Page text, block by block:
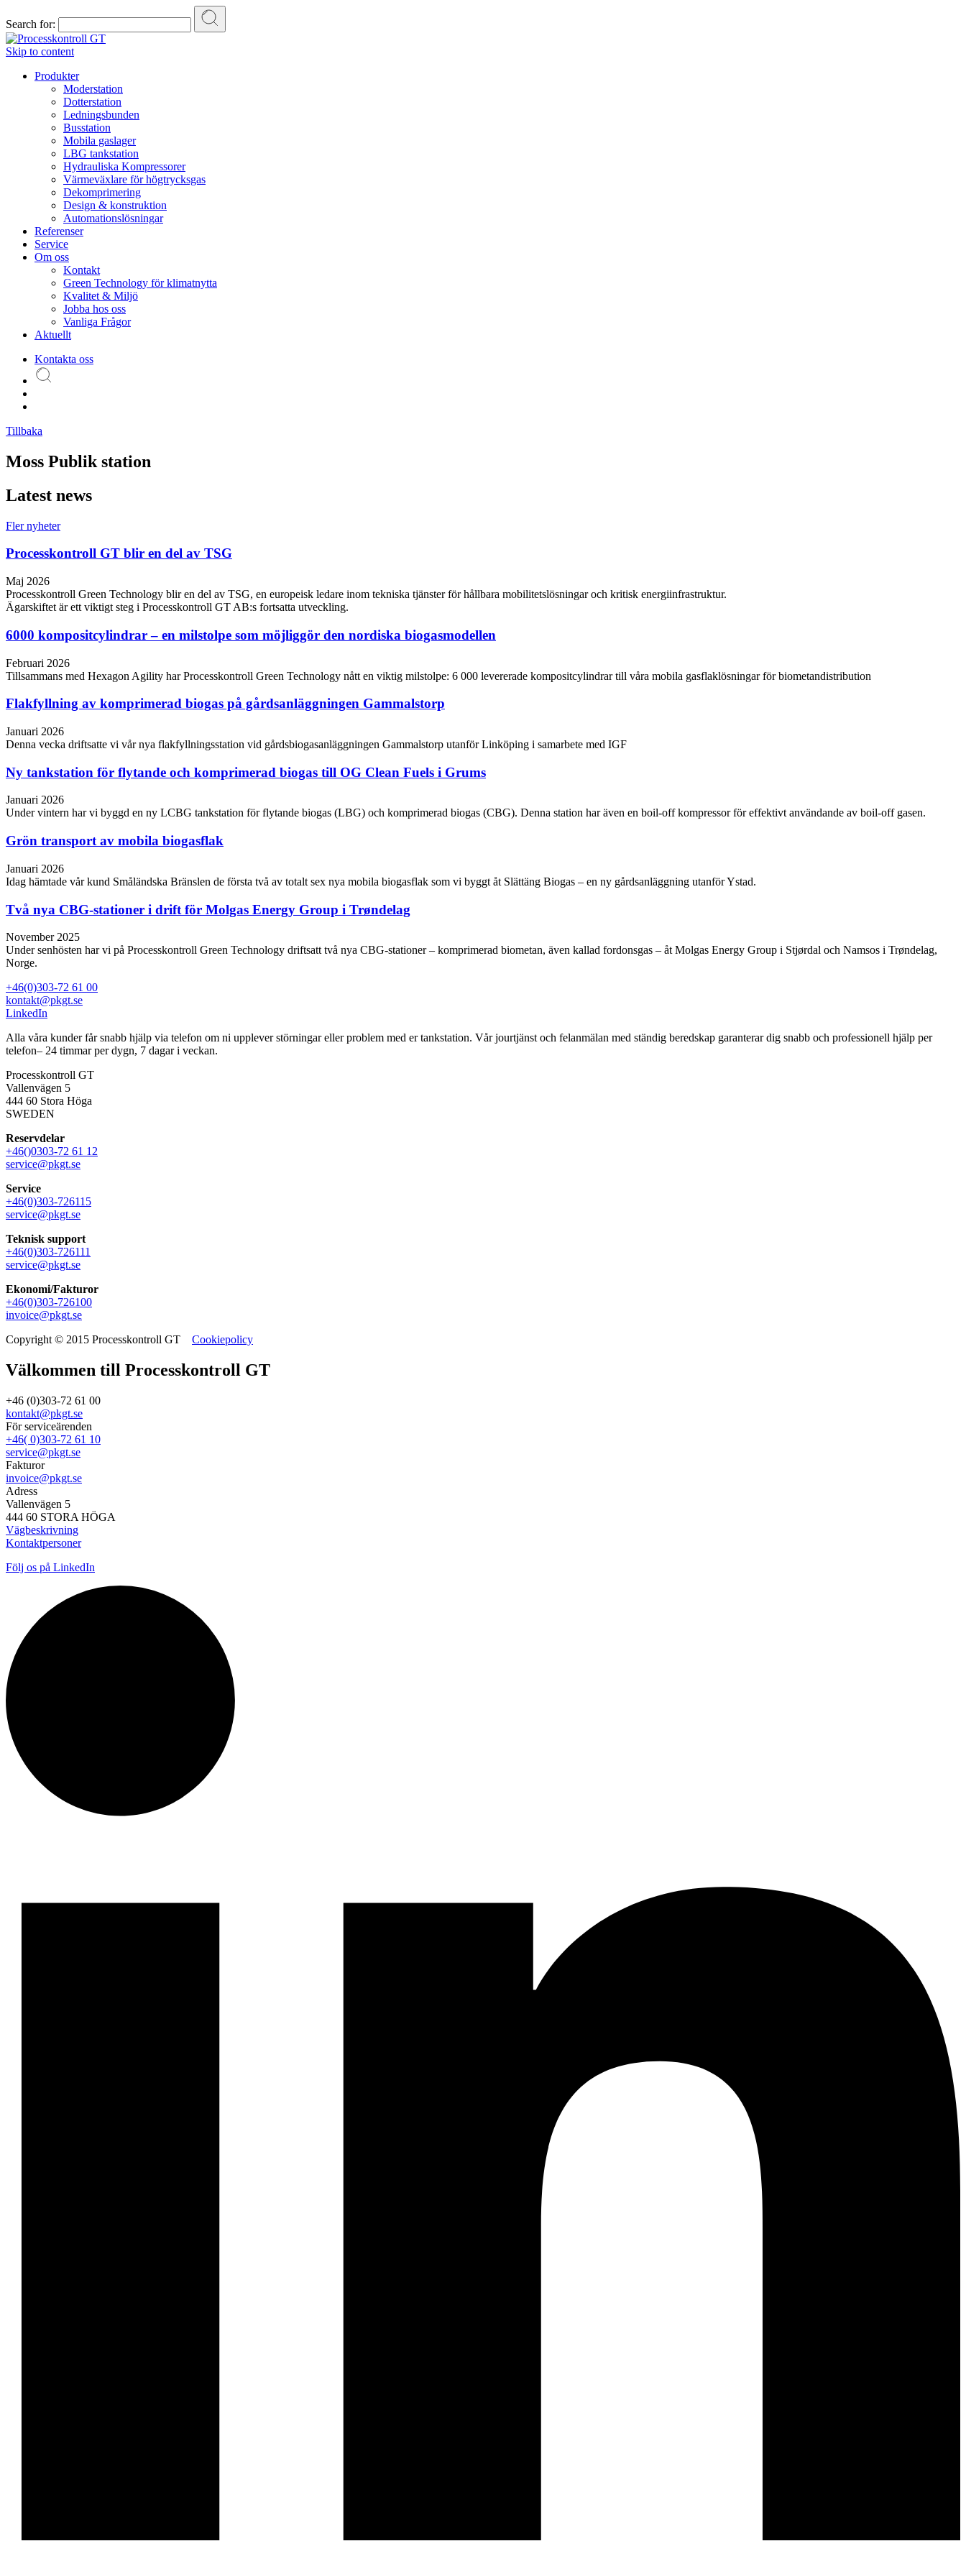
Search for:
Skip to content
Produkter
Moderstation
Dotterstation
Ledningsbunden
Busstation
Mobila gaslager
LBG tankstation
Hydrauliska Kompressorer
Värmeväxlare för högtrycksgas
Dekomprimering
Design & konstruktion
Automationslösningar
Referenser
Service
Om oss
Kontakt
Green Technology för klimatnytta
Kvalitet & Miljö
Jobba hos oss
Vanliga Frågor
Aktuellt
Kontakta oss
Tillbaka
Moss Publik station
Latest news
Fler nyheter
Processkontroll GT blir en del av TSG
Maj 2026
Processkontroll Green Technology blir en del av TSG, en europeisk ledare inom tekniska tjänster för hållbara mobilitetslösningar och kritisk energiinfrastruktur.
Ägarskiftet är ett viktigt steg i Processkontroll GT AB:s fortsatta utveckling.
6000 kompositcylindrar – en milstolpe som möjliggör den nordiska biogasmodellen
Februari 2026
Tillsammans med Hexagon Agility har Processkontroll Green Technology nått en viktig milstolpe: 6 000 levererade kompositcylindrar till våra mobila gasflaklösningar för biometandistribution
Flakfyllning av komprimerad biogas på gårdsanläggningen Gammalstorp
Januari 2026
Denna vecka driftsatte vi vår nya flakfyllningsstation vid gårdsbiogasanläggningen Gammalstorp utanför Linköping i samarbete med IGF
Ny tankstation för flytande och komprimerad biogas till OG Clean Fuels i Grums
Januari 2026
Under vintern har vi byggd en ny LCBG tankstation för flytande biogas (LBG) och komprimerad biogas (CBG). Denna station har även en boil-off kompressor för effektivt användande av boil-off gasen.
Grön transport av mobila biogasflak
Januari 2026
Idag hämtade vår kund Småländska Bränslen de första två av totalt sex nya mobila biogasflak som vi byggt åt Slättäng Biogas – en ny gårdsanläggning utanför Ystad.
Två nya CBG-stationer i drift för Molgas Energy Group i Trøndelag
November 2025
Under senhösten har vi på Processkontroll Green Technology driftsatt två nya CBG‑stationer – komprimerad biometan, även kallad fordonsgas – åt Molgas Energy Group i Stjørdal och Namsos i Trøndelag,
Norge.
+46(0)303-72 61 00
kontakt@pkgt.se
LinkedIn
Alla våra kunder får snabb hjälp via telefon om ni upplever störningar eller problem med er tankstation. Vår jourtjänst och felanmälan med ständig beredskap garanterar dig snabb och professionell hjälp per
telefon– 24 timmar per dygn, 7 dagar i veckan.
Processkontroll GT
Vallenvägen 5
444 60 Stora Höga
SWEDEN
Reservdelar
+46()0303-72 61 12
service@pkgt.se
Service
+46(0)303-726115
service@pkgt.se
Teknisk support
+46(0)303-726111
service@pkgt.se
Ekonomi/Fakturor
+46(0)303-726100
invoice@pkgt.se
Copyright © 2015 Processkontroll GT Cookiepolicy
Välkommen till Processkontroll GT
+46 (0)303-72 61 00
kontakt@pkgt.se
För serviceärenden
+46( 0)303-72 61 10
service@pkgt.se
Fakturor
invoice@pkgt.se
Adress
Vallenvägen 5
444 60 STORA HÖGA
Vägbeskrivning
Kontaktpersoner
Följ os på LinkedIn